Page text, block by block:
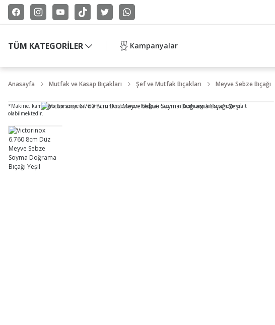
TÜM KATEGORİLER Kampanyalar
Anasayfa Mutfak ve Kasap Bıçakları Şef ve Mutfak Bıçakları Meyve Sebze Bıçağı
*Makine, kamış gibi bir seriye ait olan ürünlerde, ürün fotoğrafı o serinin herhangi bir seçeneğine ait
olabilmektedir.